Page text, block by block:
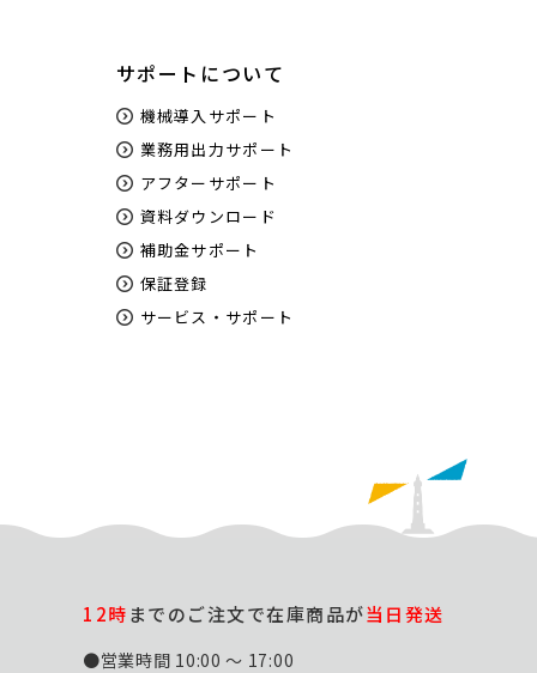
サポートについて
機械導入サポート
業務用出力サポート
アフターサポート
資料ダウンロード
補助金サポート
保証登録
サービス・サポート
12時までのご注文で在庫商品が当日発送
●営業時間 10:00 ～ 17:00